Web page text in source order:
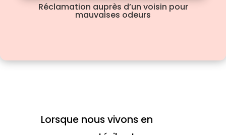
Réclamation auprès d’un voisin pour
mauvaises odeurs
Lorsque nous vivons en